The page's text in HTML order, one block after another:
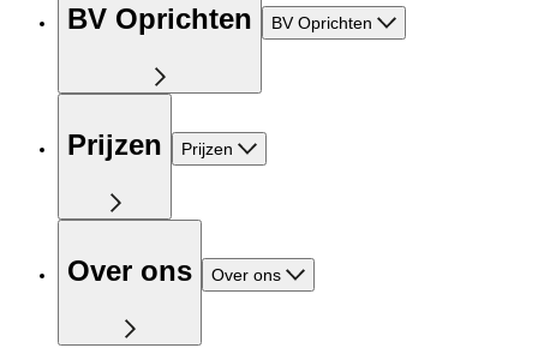
BV Oprichten BV Oprichten
Prijzen Prijzen
Over ons Over ons